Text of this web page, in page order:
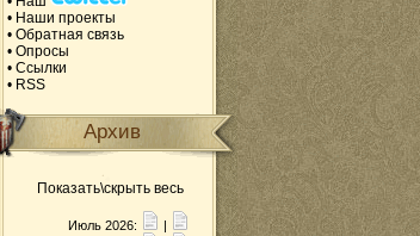
• Наши проекты
• Обратная связь
• Опросы
• Ссылки
• RSS
Архив
Показать\скрыть весь
Июль 2026:
|